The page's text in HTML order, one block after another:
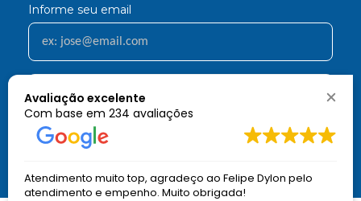
Informe seu email
Aqui você economiza nas suas compras e não recebe spam.
Avaliação excelente
Com base em 234 avaliações
Atendimento muito top, agradeço ao Felipe Dylon pelo
atendimento e empenho. Muito obrigada!